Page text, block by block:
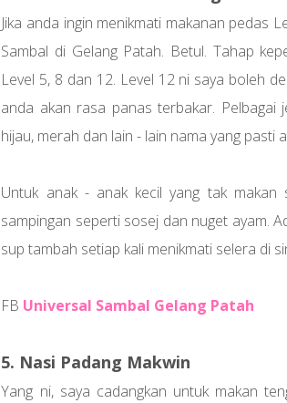
Jika anda ingin menikmati makanan pedas
Sambal di Gelang Patah. Betul. Tahap
Level 5, 8 dan 12. Level 12 ni saya boleh
anda akan rasa panas terbakar. Pelbagai
hijau, merah dan lain - lain nama yang pasti
Untuk anak - anak kecil yang tak makan
sampingan seperti sosej dan nuget ayam.
sup tambah setiap kali menikmati selera di
FB Universal Sambal Gelang Patah
5. Nasi Padang Makwin
Yang ni, saya cadangkan untuk makan